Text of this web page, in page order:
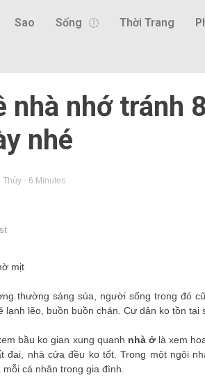
Sao Sống Thời Trang
nhà nhớ tránh
nhé
Thủy - 6 Minutes
mịt
thường sáng sủa, người sống trong đó
lẽo, buồn buồn chán. Cư dân ko tồn tại
bầu ko gian xung quanh nhà ở là xem
đai, nhà cửa đều ko tốt. Trong một ngôi
cá nhân trong gia đình.